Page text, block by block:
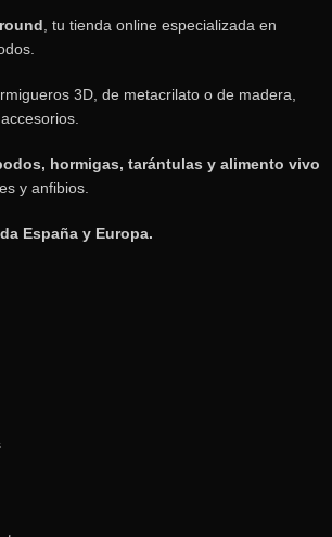
, tu tienda online especializada en
3D, de metacrilato o de madera,
hormigas, tarántulas y alimento vivo
y anfibios.
España y Europa.